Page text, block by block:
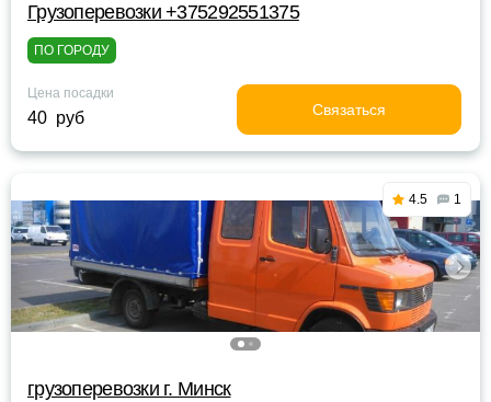
Грузоперевозки +375292551375
ПО ГОРОДУ
Цена посадки
40 руб Связаться
4.5 1
грузоперевозки г. Минск